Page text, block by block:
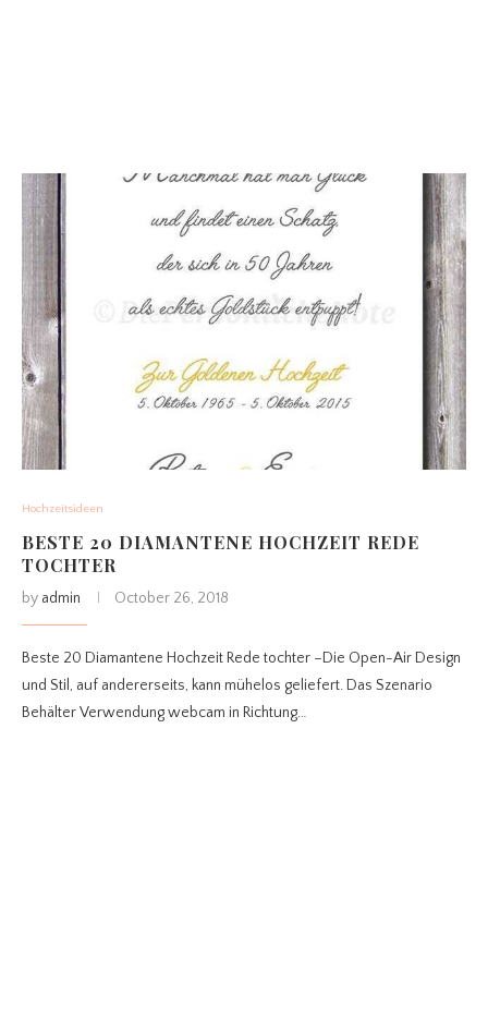
Hochzeitsideen
BESTE 20 DIAMANTENE HOCHZEIT REDE
TOCHTER
by admin October 26, 2018
Beste 20 Diamantene Hochzeit Rede tochter –Die Open-Air Design
und Stil, auf andererseits, kann mühelos geliefert. Das Szenario
Behälter Verwendung webcam in Richtung…